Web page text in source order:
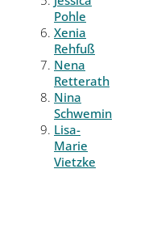
Pohle
Xenia
Rehfuß
Nena
Retterath
Nina
Schwemin
Lisa-
Marie
Vietzke